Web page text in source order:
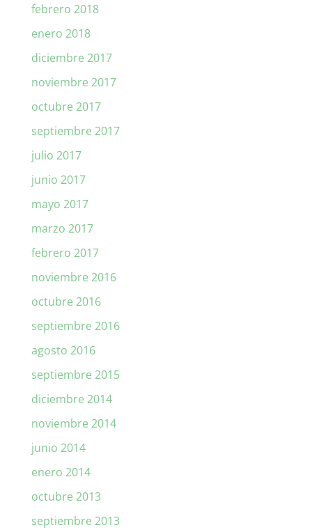
febrero 2018
enero 2018
diciembre 2017
noviembre 2017
octubre 2017
septiembre 2017
julio 2017
junio 2017
mayo 2017
marzo 2017
febrero 2017
noviembre 2016
octubre 2016
septiembre 2016
agosto 2016
septiembre 2015
diciembre 2014
noviembre 2014
junio 2014
enero 2014
octubre 2013
septiembre 2013